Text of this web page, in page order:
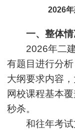
2026年
一、整体情
2026年二建
有题目进行分
大纲要求内容
网校课程基本
秒杀。
和往年考试